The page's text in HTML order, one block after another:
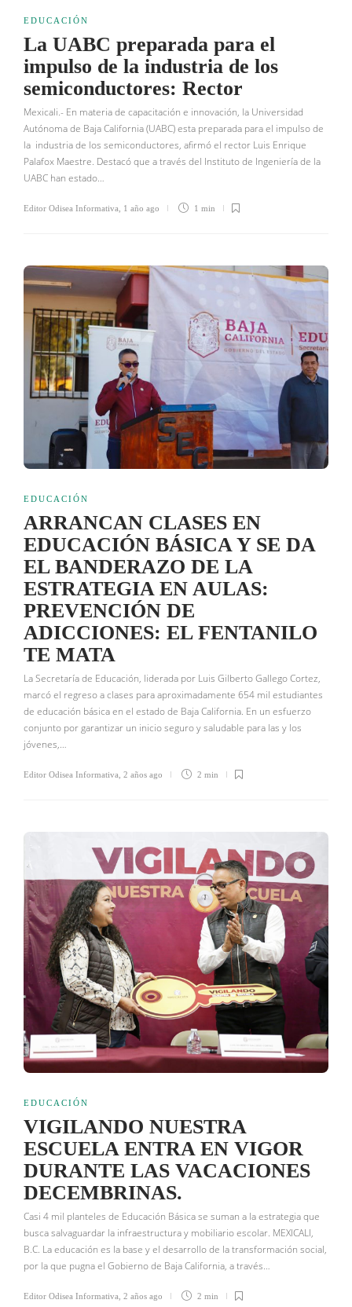
EDUCACIÓN
La UABC preparada para el
impulso de la industria de los
semiconductores: Rector
Mexicali.- En materia de capacitación e innovación, la Universidad
Autónoma de Baja California (UABC) esta preparada para el impulso de
la industria de los semiconductores, afirmó el rector Luis Enrique
Palafox Maestre. Destacó que a través del Instituto de Ingeniería de la
UABC han estado…
Editor Odisea Informativa 1 año ago 1 min
EDUCACIÓN
ARRANCAN CLASES EN
EDUCACIÓN BÁSICA Y SE DA
EL BANDERAZO DE LA
ESTRATEGIA EN AULAS:
PREVENCIÓN DE
ADICCIONES: EL FENTANILO
TE MATA
La Secretaría de Educación, liderada por Luis Gilberto Gallego Cortez,
marcó el regreso a clases para aproximadamente 654 mil estudiantes
de educación básica en el estado de Baja California. En un esfuerzo
conjunto por garantizar un inicio seguro y saludable para las y los
jóvenes,…
Editor Odisea Informativa 2 años ago 2 min
EDUCACIÓN
VIGILANDO NUESTRA
ESCUELA ENTRA EN VIGOR
DURANTE LAS VACACIONES
DECEMBRINAS.
Casi 4 mil planteles de Educación Básica se suman a la estrategia que
busca salvaguardar la infraestructura y mobiliario escolar. MEXICALI,
B.C. La educación es la base y el desarrollo de la transformación social,
por la que pugna el Gobierno de Baja California, a través…
Editor Odisea Informativa 2 años ago 2 min